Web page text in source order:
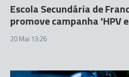
Escola Secundária de
promove campanha 'HPV
20 Mai 13:26